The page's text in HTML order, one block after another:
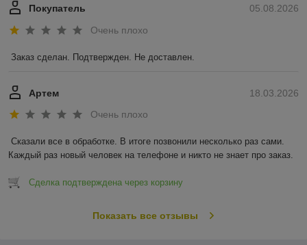
05.08.2026
Покупатель
Очень плохо
Заказ сделан. Подтвержден. Не доставлен.
18.03.2026
Артем
Очень плохо
Сказали все в обработке. В итоге позвонили несколько раз сами.
Каждый раз новый человек на телефоне и никто не знает про заказ.
Сделка подтверждена через корзину
Показать все отзывы